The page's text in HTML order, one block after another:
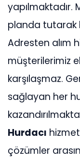
yapılmaktadır.
planda tutarak
Adresten alım
müşterilerimiz
karşılaşmaz.
sağlayan her
Hurdacı
çözümler